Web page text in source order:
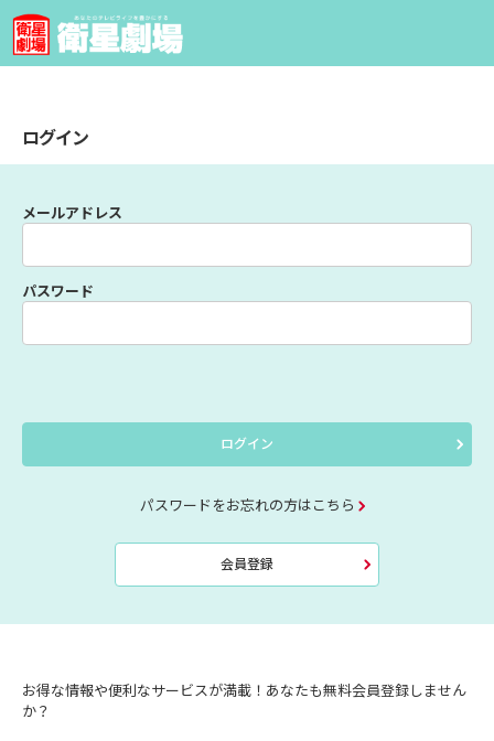
ログイン
メールアドレス
パスワード
ログイン
パスワードをお忘れの方はこちら
会員登録
お得な情報や便利なサービスが満載！あなたも無料会員登録しません
か？